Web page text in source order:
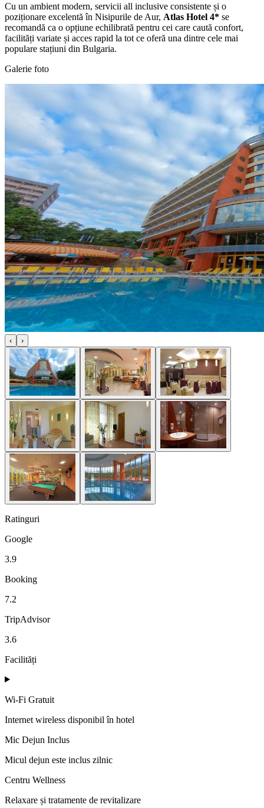
Cu un ambient modern, servicii all inclusive consistente și o
poziționare excelentă în Nisipurile de Aur, Atlas Hotel 4* se
recomandă ca o opțiune echilibrată pentru cei care caută confort,
facilități variate și acces rapid la tot ce oferă una dintre cele mai
populare stațiuni din Bulgaria.
Galerie foto
‹ ›
Ratinguri
Google
3.9
Booking
7.2
TripAdvisor
3.6
Facilități
Wi-Fi Gratuit
Internet wireless disponibil în hotel
Mic Dejun Inclus
Micul dejun este inclus zilnic
Centru Wellness
Relaxare și tratamente de revitalizare